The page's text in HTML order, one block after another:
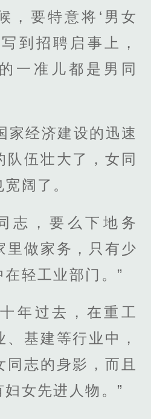
，要特意将‘男女
到招聘启事上，
一准儿都是男同
家经济建设的迅速
队伍壮大了，女同
阔了。
志，要么下地务
里做家务，只有少
轻工业部门。”
年过去，在重工
基建等行业中，
志的身影，而且
女先进人物。”